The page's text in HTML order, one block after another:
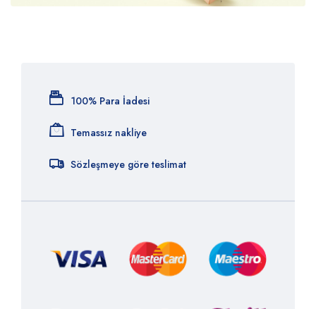
100% Para İadesi
Temassız nakliye
Sözleşmeye göre teslimat